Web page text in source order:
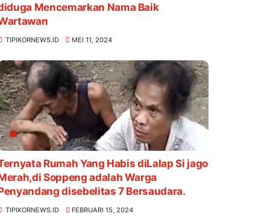
Mencemarkan Nama Baik
TIPIKORNEWS.ID MEI 11, 2024
Rumah Yang Habis diLalap Si jago
Soppeng adalah Warga
disebelitas 7 Bersaudara.
TIPIKORNEWS.ID FEBRUARI 15, 2024